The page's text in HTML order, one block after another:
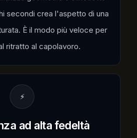
secondi crea l'aspetto di una
È il modo più veloce per
ritratto al capolavoro.
⚡
ad alta fedeltà